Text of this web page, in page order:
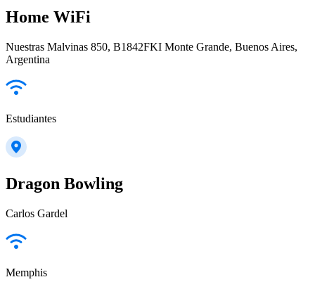
Home WiFi
Nuestras Malvinas 850, B1842FKI Monte Grande, Buenos Aires,
Argentina
Estudiantes
Dragon Bowling
Carlos Gardel
Memphis